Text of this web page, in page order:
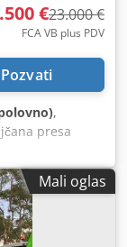
€23.000 €
FCA VB plus PDV
Pozvati
,
presa
od 800
u
Chedpfx Aletxc
Mali oglas